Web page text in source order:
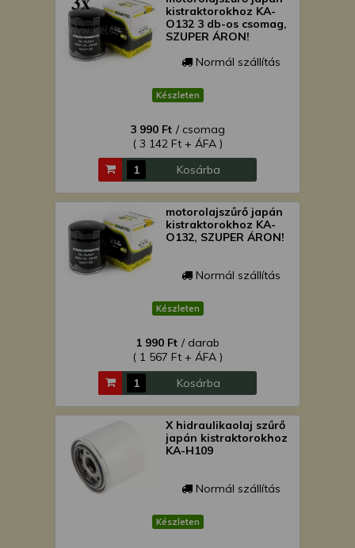
kistraktorokhoz KA-
O132 3 db-os csomag,
SZUPER ÁRON!
Normál szállítás
Készleten
3 990 Ft / csomag
( 3 142 Ft + ÁFA )
Kosárba
motorolajszűrő japán
kistraktorokhoz KA-
O132, SZUPER ÁRON!
Normál szállítás
Készleten
1 990 Ft / darab
( 1 567 Ft + ÁFA )
Kosárba
X hidraulikaolaj szűrő
japán kistraktorokhoz
KA-H109
Normál szállítás
Készleten